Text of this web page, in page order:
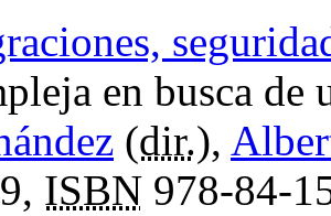
en busca
(dir.),
ISBN 978-84-